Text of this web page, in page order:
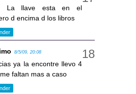
La llave esta en el
d encima d los libros
8/5/09, 20:08
ya la encontre llevo 4
faltan mas a caso